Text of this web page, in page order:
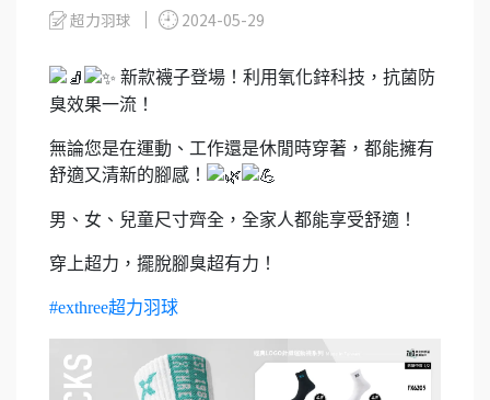
超力羽球 2024-05-29
新款襪子登場！利用氧化鋅科技，抗菌防
臭效果一流！
無論您是在運動、工作還是休閒時穿著，都能擁有
舒適又清新的腳感！
男、女、兒童尺寸齊全，全家人都能享受舒適！
穿上超力，擺脫腳臭超有力！
#exthree超力羽球